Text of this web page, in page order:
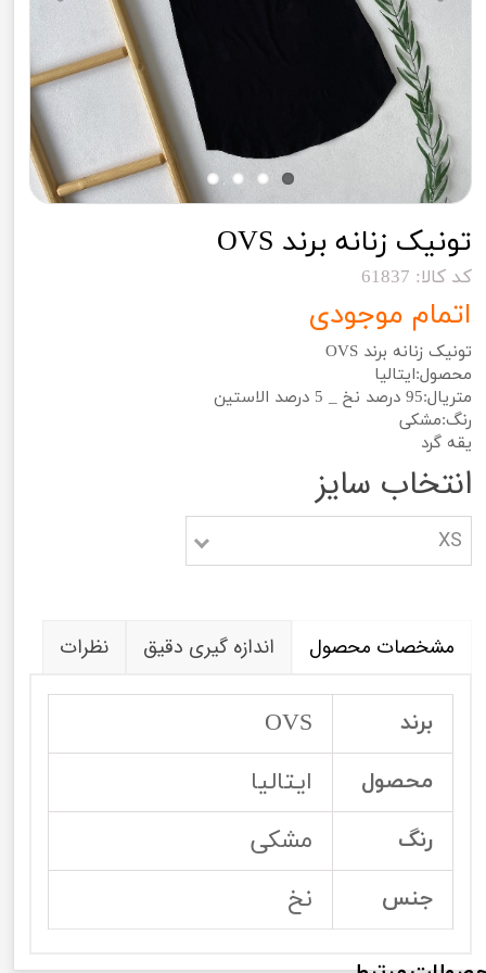
تونیک زنانه برند OVS
کد کالا: 61837
اتمام موجودی
تونیک زنانه برند OVS
محصول:ایتالیا
متریال:95 درصد نخ _ 5 درصد الاستین
رنگ:مشکی
یقه گرد
انتخاب سایز
XS
مشخصات محصول اندازه گیری دقیق نظرات
برند OVS
محصول ایتالیا
رنگ مشکی
جنس نخ